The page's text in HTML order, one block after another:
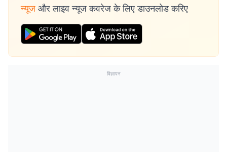
न्यूज और लाइव न्यूज कवरेज के लिए डाउनलोड करिए
विज्ञापन